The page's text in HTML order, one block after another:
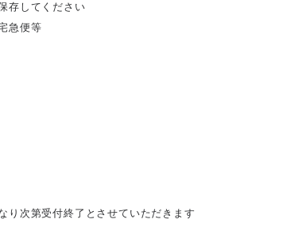
存してください
急便等
り次第受付終了とさせていただきます